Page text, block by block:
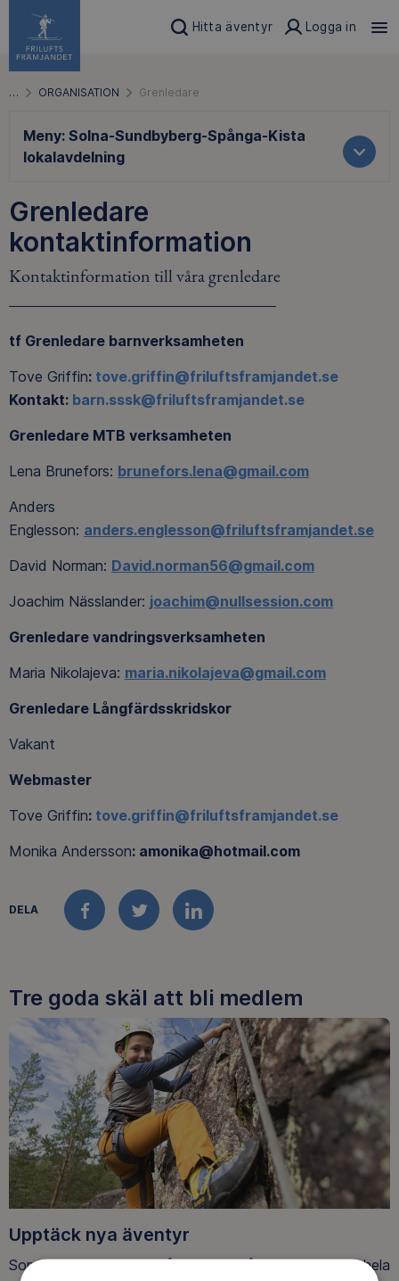
Hitta äventyr Logga in
… ORGANISATION Grenledare
Meny: Solna-Sundbyberg-Spånga-Kista
lokalavdelning
Grenledare
kontaktinformation
Kontaktinformation till våra grenledare
tf Grenledare barnverksamheten
Tove Griffin: tove.griffin@friluftsframjandet.se
Kontakt: barn.sssk@friluftsframjandet.se
Grenledare MTB verksamheten
Lena Brunefors: brunefors.lena@gmail.com
Anders
Englesson: anders.englesson@friluftsframjandet.se
David Norman: David.norman56@gmail.com
Joachim Nässlander: joachim@nullsession.com
Grenledare vandringsverksamheten
Maria Nikolajeva: maria.nikolajeva@gmail.com
Grenledare Långfärdsskridskor
Vakant
Webmaster
Tove Griffin: tove.griffin@friluftsframjandet.se
Monika Andersson: amonika@hotmail.com
DELA
FACEBOOKTWITTERLINKEDIN
Tre goda skäl att bli medlem
Upptäck nya äventyr
Som medlem har du tillgång till alla våra äventyr, över hela